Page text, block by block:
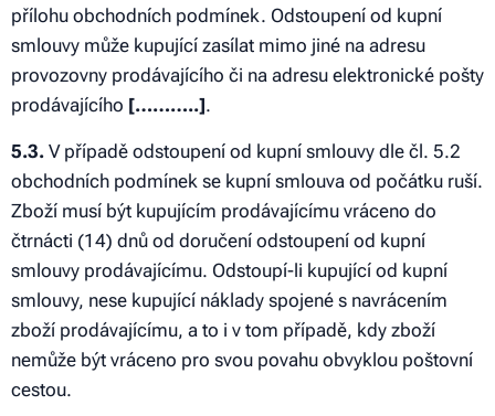
přílohu obchodních podmínek. Odstoupení od kupní
smlouvy může kupující zasílat mimo jiné na adresu
provozovny prodávajícího či na adresu elektronické pošty
prodávajícího [………..].
5.3. V případě odstoupení od kupní smlouvy dle čl. 5.2
obchodních podmínek se kupní smlouva od počátku ruší.
Zboží musí být kupujícím prodávajícímu vráceno do
čtrnácti (14) dnů od doručení odstoupení od kupní
smlouvy prodávajícímu. Odstoupí-li kupující od kupní
smlouvy, nese kupující náklady spojené s navrácením
zboží prodávajícímu, a to i v tom případě, kdy zboží
nemůže být vráceno pro svou povahu obvyklou poštovní
cestou.